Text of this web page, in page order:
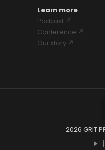
Learn more
Podcast ↗
Conference ↗
Our story ↗
2026 GRIT